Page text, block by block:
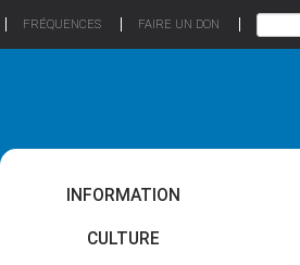
FRÉQUENCES FAIRE UN DON
INFORMATION
CULTURE